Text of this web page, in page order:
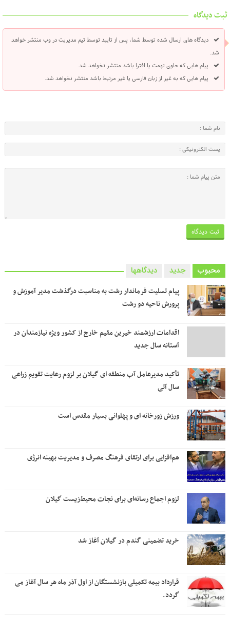
ثبت دیدگاه
دیدگاه های ارسال شده توسط شما، پس از تایید توسط تیم مدیریت در وب منتشر خواهد
شد.
پیام هایی که حاوی تهمت یا افترا باشد منتشر نخواهد شد.
پیام هایی که به غیر از زبان فارسی یا غیر مرتبط باشد منتشر نخواهد شد.
محبوب جدید دیدگاهها
پیام تسلیت فرماندار رشت به مناسبت درگذشت مدیر آموزش و
پرورش ناحیه دو رشت
اقدامات ارزشمند خیرین مقیم خارج از کشور ویژه نیازمندان در
آستانه سال جدید
تأکید مدیرعامل آب منطقه ای گیلان بر لزوم رعایت تقویم زراعی‌
سال آتی
ورزش زورخانه ای و پهلوانی بسیار مقدس است
هم‌افزایی برای ارتقای فرهنگ مصرف و مدیریت بهینه انرژی
لزوم اجماع رسانه‌ای برای نجات محیط‌زیست گیلان
خرید تضمینی گندم در گیلان آغاز شد
قرارداد بیمه تکمیلی بازنشستگان از اول آذر ماه هر سال آغاز می
گردد.